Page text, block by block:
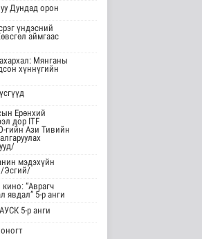
байна
37 минутын өмнө
үертэй байна
55 минутын өмнө
107 ШТС-аар
автобензин
байна
2 минутын өмнө
улсын туршлага
сургалт,
14 ..
Дундад орон
үндэсний
аймгаас
Мянганы
хүннүгийн
Ерөнхий
дор ITF
гийн Ази Тивийн
мэдэхүйн
/Эсгий/
“Аврагч
явдал” 5-р анги
5-р анги